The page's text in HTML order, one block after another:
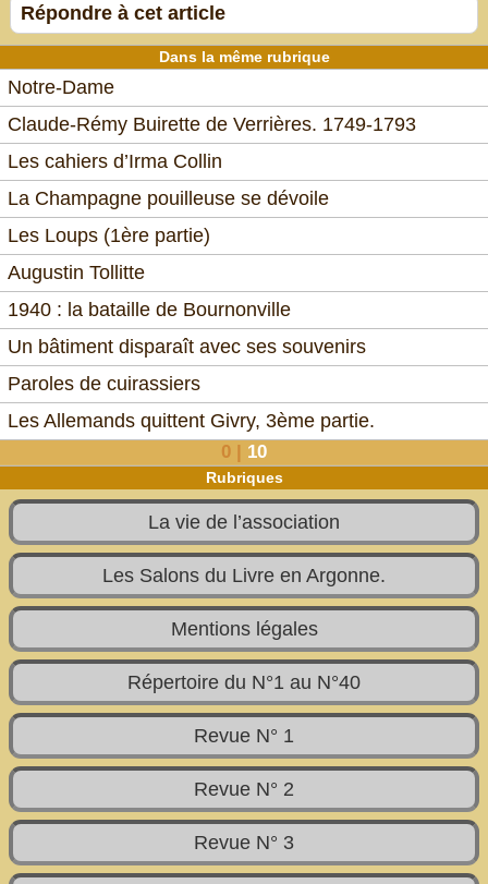
Répondre à cet article
Dans la même rubrique
Notre-Dame
Claude-Rémy Buirette de Verrières. 1749-1793
Les cahiers d’Irma Collin
La Champagne pouilleuse se dévoile
Les Loups (1ère partie)
Augustin Tollitte
1940 : la bataille de Bournonville
Un bâtiment disparaît avec ses souvenirs
Paroles de cuirassiers
Les Allemands quittent Givry, 3ème partie.
0 | 10
Rubriques
La vie de l’association
Les Salons du Livre en Argonne.
Mentions légales
Répertoire du N°1 au N°40
Revue N° 1
Revue N° 2
Revue N° 3